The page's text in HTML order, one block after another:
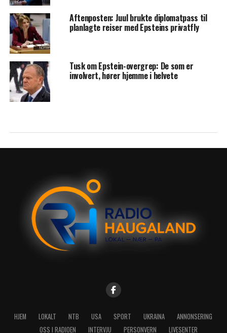
Aftenposten: Juul brukte diplomatpass til
planlagte reiser med Epsteins privatfly
Tusk om Epstein-overgrep: De som er
involvert, hører hjemme i helvete
HJEM LOKALT NTB USA SPORT UKRAINA
ANNONSERING
OSS I RADIOEN
INTERVJU PERSONVERN LIVESENTER